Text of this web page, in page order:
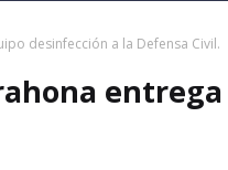
desinfección a la Defensa Civil.